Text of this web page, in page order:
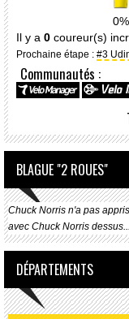
0%
Il y a 0 coureur(s)
Prochaine étape : #3
Communautés :
BLAGUE "2 ROUES"
Chuck Norris n'a pas
avec Chuck Norris dessus...
DÉPARTEMENTS